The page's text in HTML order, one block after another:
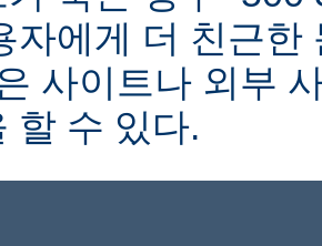
자에게 더 친근한
사이트나 외부
할 수 있다.